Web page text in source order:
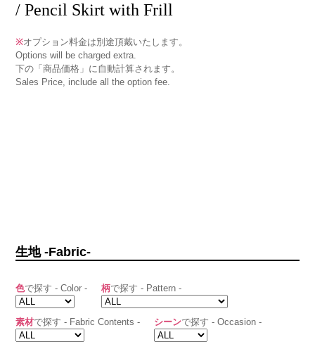
/ Pencil Skirt with Frill
※オプション料金は別途頂戴いたします。
Options will be charged extra.
下の「商品価格」に自動計算されます。
Sales Price, include all the option fee.
生地 -Fabric-
色で探す - Color - 柄で探す - Pattern -
素材で探す - Fabric Contents - シーンで探す - Occasion -